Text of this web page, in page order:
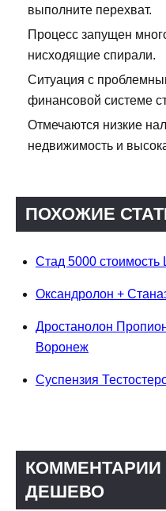
выполните перехват.
Процесс запущен
нисходящие спирали.
Ситуация с
финансовой системе
Отмечаются низкие
недвижимость и
ПОХОЖИЕ
Стад 5000
Оксандролон +
Дростанолон
Воронеж
Суспензия
КОММЕНТАРИИ
ДЕШЕВО